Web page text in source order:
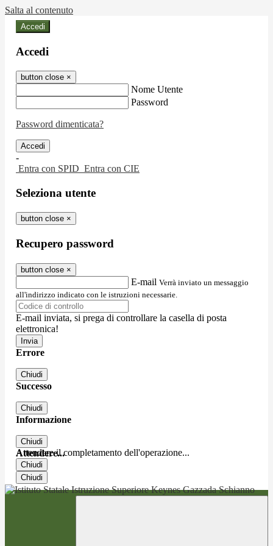
Salta al contenuto
Accedi
Accedi
button close ×
Nome Utente
Password
Password dimenticata?
-
Entra con SPID Entra con CIE
Seleziona utente
button close ×
Recupero password
button close ×
E-mail Verrà inviato un messaggio
all'indirizzo indicato con le istruzioni necessarie.
E-mail inviata, si prega di controllare la casella di posta
elettronica!
Errore
Chiudi
Successo
Chiudi
Informazione
Chiudi
Attendere...
Attendere il completamento dell'operazione...
Chiudi
Chiudi